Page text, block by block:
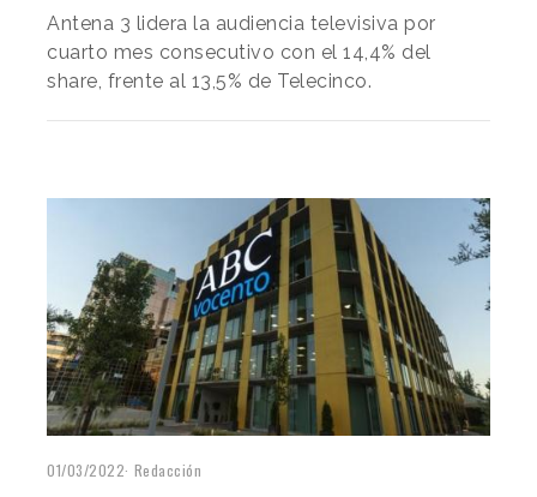
Antena 3 lidera la audiencia televisiva por
cuarto mes consecutivo con el 14,4% del
share, frente al 13,5% de Telecinco.
01/03/2022 Redacción